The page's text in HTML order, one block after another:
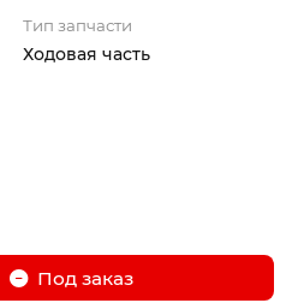
Тип запчасти
Ходовая часть
Под заказ